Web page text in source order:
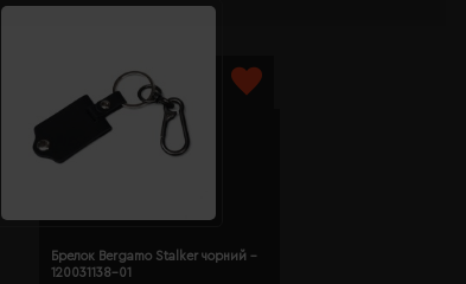
Брелок Bergamo Stalker чорний -
120031138-01